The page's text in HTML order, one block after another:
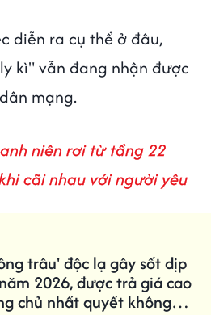
diễn ra cụ thể ở đâu,
kì" vẫn đang nhận được
mạng.
niên rơi từ tầng 22
cãi nhau với người yêu
trâu' độc lạ gây sốt dịp
2026, được trả giá cao
chủ nhất quyết không